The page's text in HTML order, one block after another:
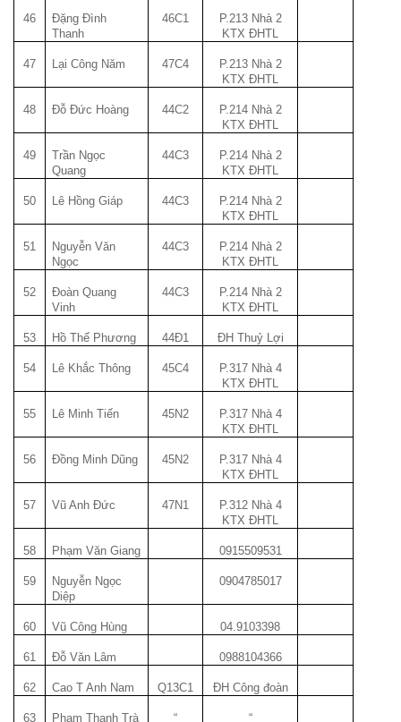
46
Đặng Đình
Thanh
46C1
P.213 Nhà 2
KTX ĐHTL
47 Lại Công Năm 47C4
P.213 Nhà 2
KTX ĐHTL
48 Đỗ Đức Hoàng 44C2
P.214 Nhà 2
KTX ĐHTL
49
Trần Ngọc
Quang
44C3
P.214 Nhà 2
KTX ĐHTL
50 Lê Hồng Giáp 44C3
P.214 Nhà 2
KTX ĐHTL
51
Nguyễn Văn
Ngọc
44C3
P.214 Nhà 2
KTX ĐHTL
52
Đoàn Quang
Vinh
44C3
P.214 Nhà 2
KTX ĐHTL
53 Hồ Thế Phương 44Đ1 ĐH Thuỷ Lợi
54 Lê Khắc Thông 45C4
P.317 Nhà 4
KTX ĐHTL
55 Lê Minh Tiến 45N2
P.317 Nhà 4
KTX ĐHTL
56 Đồng Minh Dũng 45N2
P.317 Nhà 4
KTX ĐHTL
57 Vũ Anh Đức 47N1
P.312 Nhà 4
KTX ĐHTL
58 Phạm Văn Giang 0915509531
59
Nguyễn Ngọc
Diệp
0904785017
60 Vũ Công Hùng 04.9103398
61 Đỗ Văn Lâm 0988104366
62 Cao T Anh Nam Q13C1 ĐH Công đoàn
63 Phạm Thanh Trà “ “